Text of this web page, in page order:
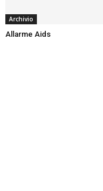
Archivio
Allarme Aids